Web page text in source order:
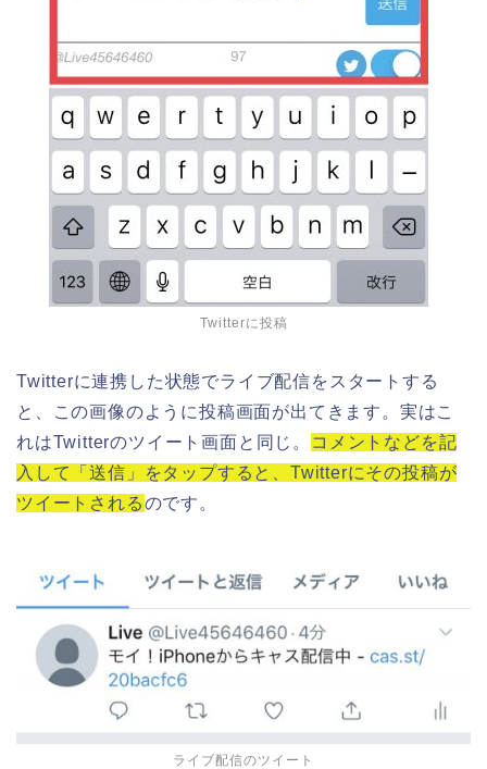
Twitterに投稿
Twitterに連携した状態でライブ配信をスタートする
と、この画像のように投稿画面が出てきます。実はこ
れはTwitterのツイート画面と同じ。
コメントなどを記
入して「送信」をタップすると、Twitterにその投稿が
ツイートされるのです。
ライブ配信のツイート